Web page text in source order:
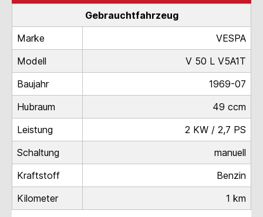
Gebrauchtfahrzeug
Marke
VESPA
Modell
V 50 L V5A1T
Baujahr
1969-07
Hubraum
49 ccm
Leistung
2 KW / 2,7 PS
Schaltung
manuell
Kraftstoff
Benzin
Kilometer
1 km